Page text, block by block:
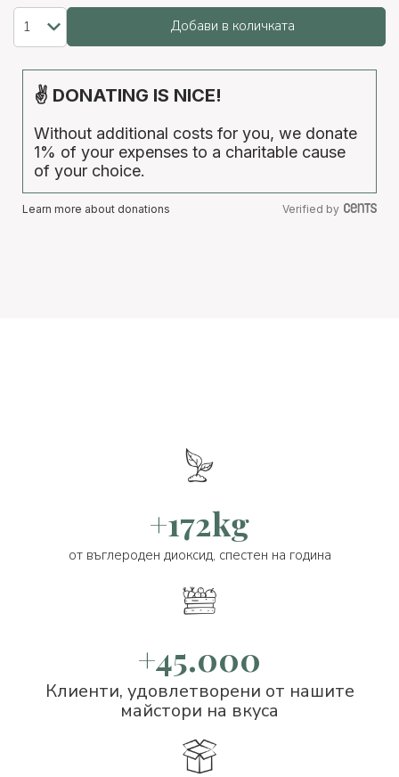
Добави в количката
✌ DONATING IS NICE!
Without additional costs for you, we donate
1% of your expenses to a charitable cause
of your choice.
Learn more about donations Verified by
+172kg
от въглероден диоксид, спестен на година
+45.000
Клиенти, удовлетворени от нашите
майстори на вкуса